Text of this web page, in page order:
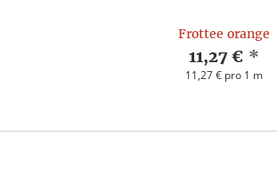
Frottee orange
11,27 € *
11,27 € pro 1 m